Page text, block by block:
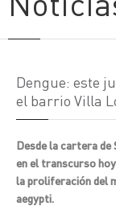
Dengue: este
el barrio Villa
Desde la cartera de
en el transcurso
la proliferación del
aegypti.